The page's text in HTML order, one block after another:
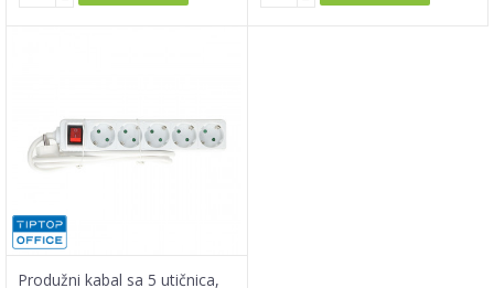
Produžni kabal sa 5 utičnica,